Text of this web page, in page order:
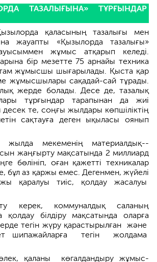
ТАЗАЛЫҒЫНА» ТҰРҒЫНДАР
қаласының тазалығы мен
жауапты «Қызыл­орда тазалығы»
жұмыс атқарып келеді.
бір мезетте 75 арнайы техника
жұмысшы шығарылады. Қыста қар
жұмысшылары сақадай-сай тұрады.
жерде болады. Десе де, тазалық
тұрғындар тарапы­нан да жиі
десек те, соңғы жылдары көпшіліктің
сақтауға деген ықыласы оянып
мекеменің материалдық-­
жаңғырту мақсатында 2 миллиард
бөлініп, оған қажетті техникалар
бұл аз қаржы емес. Дегенмен, жүйелі
қаралуы тиіс, қолдау жасалуы
керек, коммуналдық саланың
білдіру мақсатында оларға
тегін жүру қарас­тырылған және
шипажайларға тегін жолдама
қаланы көгалдандыру жұмыс­